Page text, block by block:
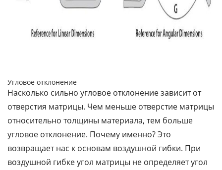
Угловое отклонение
Насколько сильно угловое отклонение зависит от
отверстия матрицы. Чем меньше отверстие матрицы
относительно толщины материала, тем больше
угловое отклонение. Почему именно? Это
возвращает нас к основам воздушной гибки. При
воздушной гибке угол матрицы не определяет угол